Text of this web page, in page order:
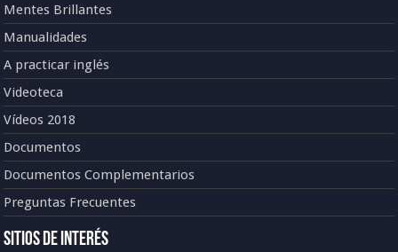
Mentes Brillantes
Manualidades
A practicar inglés
Videoteca
Vídeos 2018
Documentos
Documentos Complementarios
Preguntas Frecuentes
Sitios de Interés